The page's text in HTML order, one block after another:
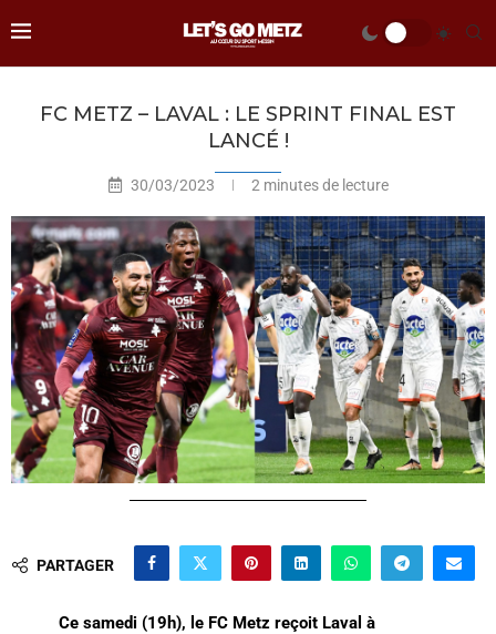
FC METZ – LAVAL : LE SPRINT FINAL EST
LANCÉ !
30/03/2023 2 minutes de lecture
PARTAGER
Ce samedi (19h), le FC Metz reçoit Laval à